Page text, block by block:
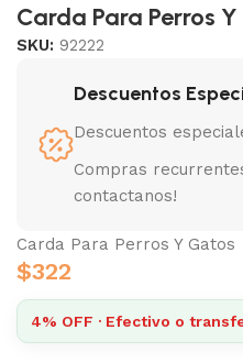
Carda Para Perros
SKU: 92222
Descuentos
Descuentos
Compras
contactanos!
Carda Para Perros Y Gatos
$322
4% OFF · Efectivo o